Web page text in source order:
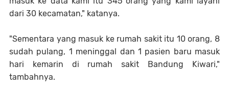
dari 30 kecamatan," katanya.
"Sementara yang masuk ke rumah sakit itu 10 orang, 8
sudah pulang, 1 meninggal dan 1 pasien baru masuk
hari kemarin di rumah sakit Bandung Kiwari,"
tambahnya.